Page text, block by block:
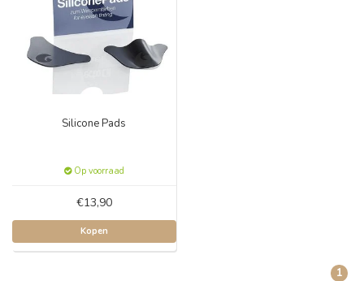
Silicone Pads
Op voorraad
€13,90
Kopen
1